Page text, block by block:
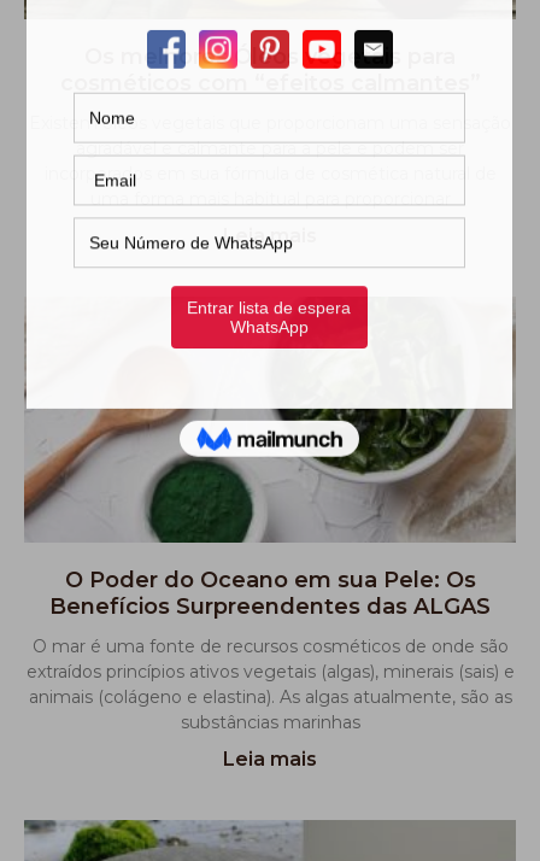
Os melhores Óleos vegetais para
Existem óleos vegetais que proporcionam uma sensação
agradável e calmante para a pele e podem ser
incorporados em sua fórmula de cosmética natural de
uma forma mais habitual para proporcionar
Leia mais
O Poder do Oceano em sua Pele: Os
Benefícios Surpreendentes das ALGAS
O mar é uma fonte de recursos cosméticos de onde são
extraídos princípios ativos vegetais (algas), minerais (sais) e
animais (colágeno e elastina). As algas atualmente, são as
substâncias marinhas
Leia mais